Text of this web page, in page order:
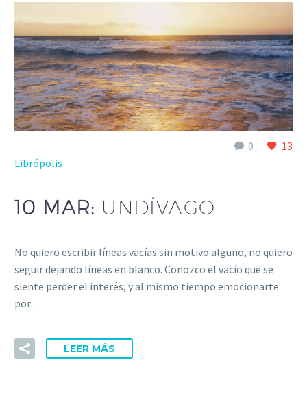
0
13
Librópolis
10 MAR: UNDÍVAGO
No quiero escribir líneas vacías sin motivo alguno, no quiero
seguir dejando líneas en blanco. Conozco el vacío que se
siente perder el interés, y al mismo tiempo emocionarte
por…
LEER MÁS